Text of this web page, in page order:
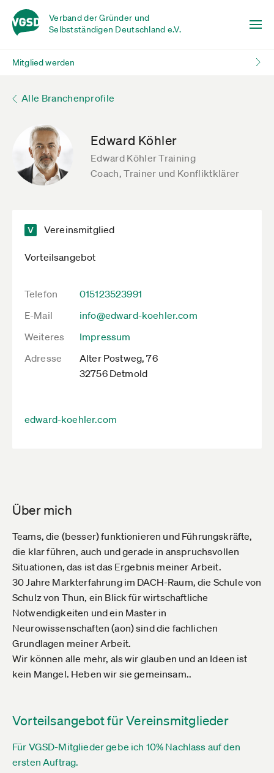
Verband der Gründer und
Selbstständigen Deutschland e.V.
Mitglied werden
Alle Branchenprofile
Edward Köhler
Edward Köhler Training
Coach, Trainer und Konfliktklärer
Vereinsmitglied
Vorteilsangebot
Telefon
015123523991
E-Mail
info@edward-koehler.com
Weiteres
Impressum
Adresse
Alter Postweg, 76
32756 Detmold
edward-koehler.com
Über mich
Teams, die (besser) funktionieren und Führungskräfte,
die klar führen, auch und gerade in anspruchsvollen
Situationen, das ist das Ergebnis meiner Arbeit.
30 Jahre Markterfahrung im DACH-Raum, die Schule von
Schulz von Thun, ein Blick für wirtschaftliche
Notwendigkeiten und ein Master in
Neurowissenschaften (aon) sind die fachlichen
Grundlagen meiner Arbeit.
Wir können alle mehr, als wir glauben und an Ideen ist
kein Mangel. Heben wir sie gemeinsam..
Vorteilsangebot für Vereinsmitglieder
Für VGSD-Mitglieder gebe ich 10% Nachlass auf den
ersten Auftrag.